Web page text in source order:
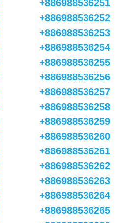
+886988536251
+886988536252
+886988536253
+886988536254
+886988536255
+886988536256
+886988536257
+886988536258
+886988536259
+886988536260
+886988536261
+886988536262
+886988536263
+886988536264
+886988536265